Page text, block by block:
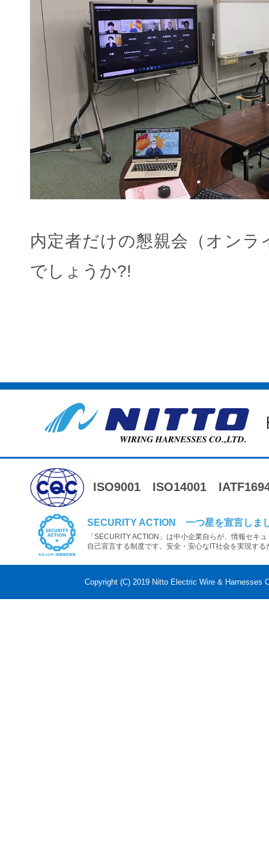
内定者だけの懇親会（オンラ
でしょうか?!
ISO9001 ISO14001
SECURITY ACTION 一つ星を宣言しま
「SECURITY ACTION」は中小企業自らが、情報セキ
自己宣言する制度です。安全・安心なIT社会を実現す
Copyright (C) 2019 Nitto Electric Wire & Harnesses